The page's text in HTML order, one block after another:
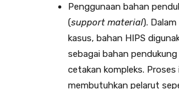
Penggunaan bahan
(support material).
kasus, bahan HIPS
sebagai bahan
cetakan kompleks. Proses
membutuhkan pelarut